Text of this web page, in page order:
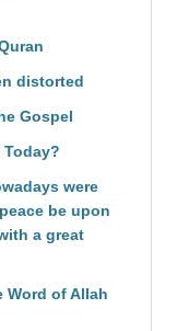
distorted
Gospel
were
be upon
a great
Word of Allah